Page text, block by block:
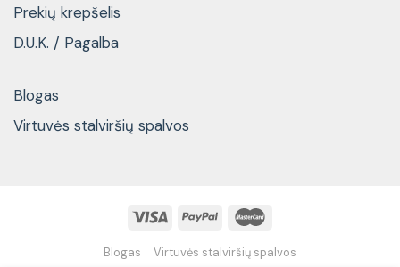
Prekių krepšelis
D.U.K. / Pagalba
Blogas
Virtuvės stalviršių spalvos
Blogas Virtuvės stalviršių spalvos